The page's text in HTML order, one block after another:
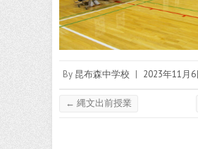
By 昆布森中学校 | 2023年11月6
← 縄文出前授業